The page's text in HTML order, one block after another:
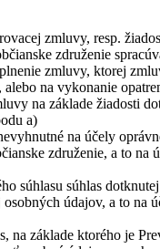
zmluvy, resp.
združenie
zmluvy, ktorej
alebo na vykonanie
na základe žiadosti
a)
na účely
združenie, a to na
súhlasu súhlas
osobných údajov, a to na
na základe ktorého je